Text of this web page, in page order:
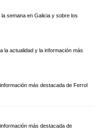
semana en Galicia y sobre los
la actualidad y la información más
más destacada de Ferrol
más destacada de